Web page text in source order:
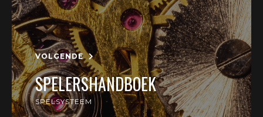
VOLGENDE
SPELERSHANDBOEK
SPELSYSTEEM